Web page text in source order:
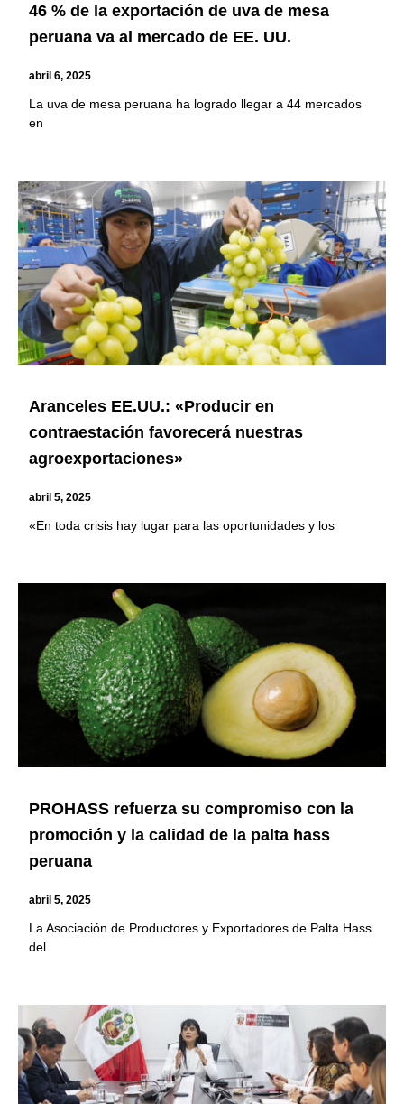
46 % de la exportación de uva de mesa
peruana va al mercado de EE. UU.
abril 6, 2025
La uva de mesa peruana ha logrado llegar a 44 mercados
en
Aranceles EE.UU.: «Producir en
contraestación favorecerá nuestras
agroexportaciones»
abril 5, 2025
«En toda crisis hay lugar para las oportunidades y los
PROHASS refuerza su compromiso con la
promoción y la calidad de la palta hass
peruana
abril 5, 2025
La Asociación de Productores y Exportadores de Palta Hass
del